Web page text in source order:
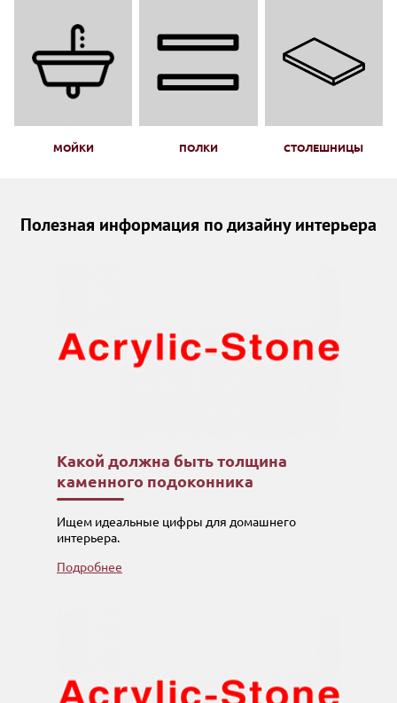
МОЙКИ ПОЛКИ СТОЛЕШНИЦЫ
Полезная информация по дизайну интерьера
Какой должна быть толщина
каменного подоконника
Ищем идеальные цифры для домашнего
интерьера.
Подробнее